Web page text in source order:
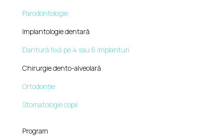
Parodontologie
Implantologie dentară
Dantură fixă pe 4 sau 6 implanturi
Chirurgie dento-alveolară
Ortodonție
Stomatologie copii
Program